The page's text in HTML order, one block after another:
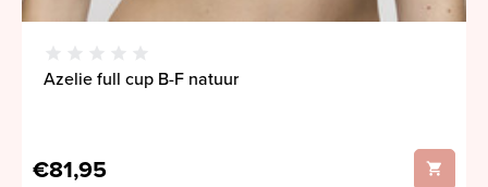
Azelie full cup B-F natuur
€81,95